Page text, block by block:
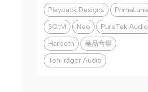
Playback Designs
PrimaLuna
SOtM
Neo
PureTek Audio
Harbeth
極品音響
TonTräger Audio